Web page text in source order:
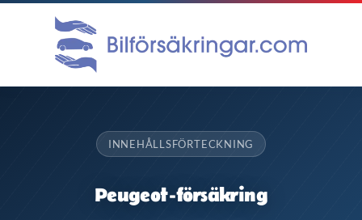
INNEHÅLLSFÖRTECKNING
Peugeot-försäkring